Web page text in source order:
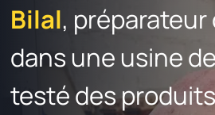
Bilal,
dans une usine
testé des produits